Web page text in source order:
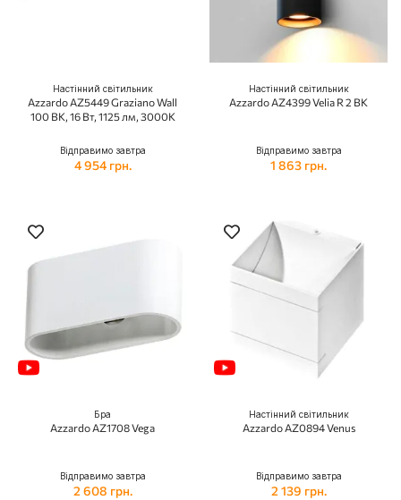
Настінний світильник
Azzardo AZ5449 Graziano Wall
100 BK, 16 Вт, 1125 лм, 3000K
Відправимо завтра
4 954 грн.
Настінний світильник
Azzardo AZ4399 Velia R 2 BK
Відправимо завтра
1 863 грн.
Бра
Azzardo AZ1708 Vega
Відправимо завтра
2 608 грн.
Настінний світильник
Azzardo AZ0894 Venus
Відправимо завтра
2 139 грн.